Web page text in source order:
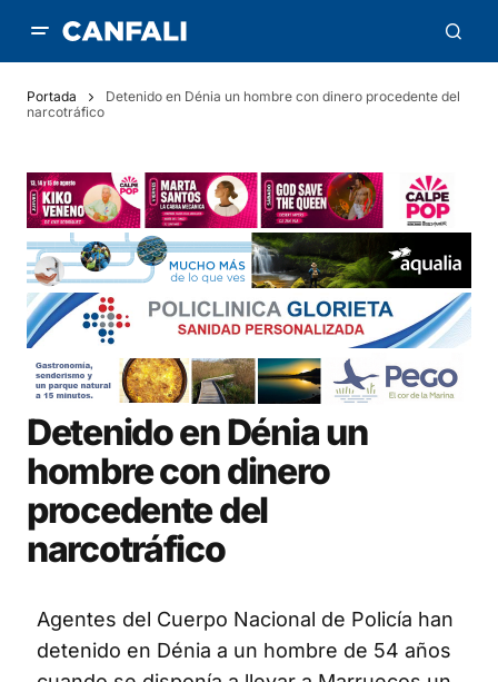
Portada
Detenido en Dénia un hombre con dinero procedente del
narcotráfico
Detenido en Dénia un
hombre con dinero
procedente del
narcotráfico
Agentes del Cuerpo Nacional de Policía han
detenido en Dénia a un hombre de 54 años